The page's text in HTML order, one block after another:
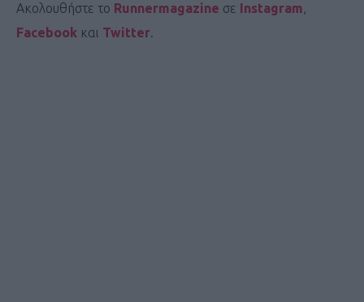
Ακολουθήστε το Runnermagazine σε Instagram,
Facebook και Twitter.